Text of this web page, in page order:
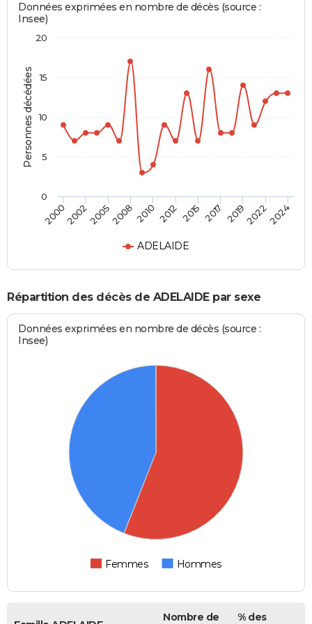
Personnes décédées
Données exprimées en nombre de décès (source :
Insee)
ADELAIDE
20002002200520082010 2012 2015 2017 201920222024
0
5
10
15
20
Répartition des décès de ADELAIDE par sexe
Données exprimées en nombre de décès (source :
Insee)
Femmes Hommes
Nombre de
% des